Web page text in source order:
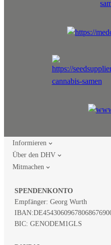
Informieren
Über den DHV
Mitmachen
SPENDENKONTO
Empfänger: Georg Wurth
IBAN:
BIC: GENODEM1GLS